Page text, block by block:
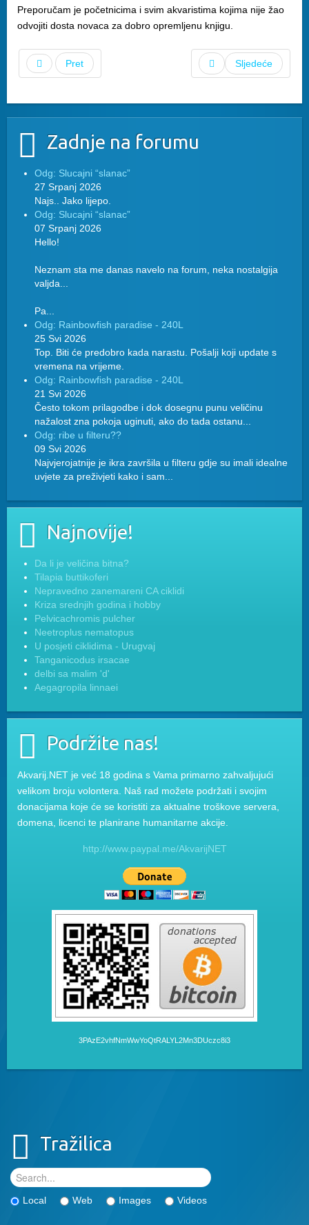
Preporučam je početnicima i svim akvaristima kojima nije žao
odvojiti dosta novaca za dobro opremljenu knjigu.
Pret Sljedeće
Zadnje na forumu
Odg: Slucajni “slanac”
27 Srpanj 2026
Najs.. Jako lijepo.
Odg: Slucajni “slanac”
07 Srpanj 2026
Hello!
Neznam sta me danas navelo na forum, neka nostalgija
valjda...
Pa...
Odg: Rainbowfish paradise - 240L
25 Svi 2026
Top. Biti će predobro kada narastu. Pošalji koji update s
vremena na vrijeme.
Odg: Rainbowfish paradise - 240L
21 Svi 2026
Često tokom prilagodbe i dok dosegnu punu veličinu
nažalost zna pokoja uginuti, ako do tada ostanu...
Odg: ribe u filteru??
09 Svi 2026
Najvjerojatnije je ikra završila u filteru gdje su imali idealne
uvjete za preživjeti kako i sam...
Najnovije!
Da li je veličina bitna?
Tilapia buttikoferi
Nepravedno zanemareni CA ciklidi
Kriza srednjih godina i hobby
Pelvicachromis pulcher
Neetroplus nematopus
U posjeti ciklidima - Urugvaj
Tanganicodus irsacae
delbi sa malim 'd'
Aegagropila linnaei
Podržite nas!
Akvarij.NET je već 18 godina s Vama primarno zahvaljujući
velikom broju volontera. Naš rad možete podržati i svojim
donacijama koje će se koristiti za aktualne troškove servera,
domena, licenci te planirane humanitarne akcije.
http://www.paypal.me/AkvarijNET
3PAzE2vhfNmWwYoQtRALYL2Mn3DUczc8i3
Tražilica
Local Web Images Videos